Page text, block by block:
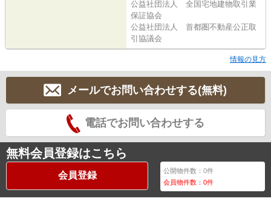
公益社団法人 全国宅地建物取引業
保証協会
公益社団法人 首都圏不動産公正取
引協議会
情報の見方
メールでお問い合わせする(無料)
電話でお問い合わせする
無料会員登録はこちら
会員登録 公開物件数：0件
会員物件数：0件